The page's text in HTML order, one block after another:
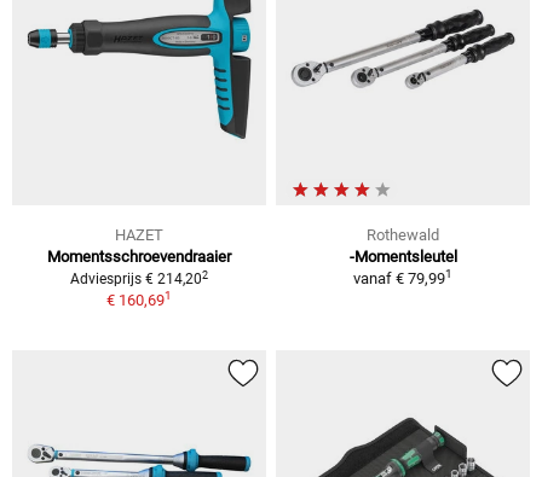
HAZET
Momentsschroevendraaier
Adviesprijs € 214,202
€ 160,691
Rothewald
-Momentsleutel
vanaf € 79,991